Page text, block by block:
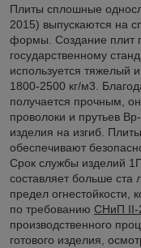
Плиты сплошные
2015) выпускаются на
формы. Создание плит
государственному
используется тяжелый
1800-2500 кг/м3.
получается прочным,
проволоки и прутьев
изделия на изгиб.
обеспечивают
Срок службы изделий
составляет больше ста
предел огнестойкости,
по требованию СНиП II-
производственного
готового изделия,